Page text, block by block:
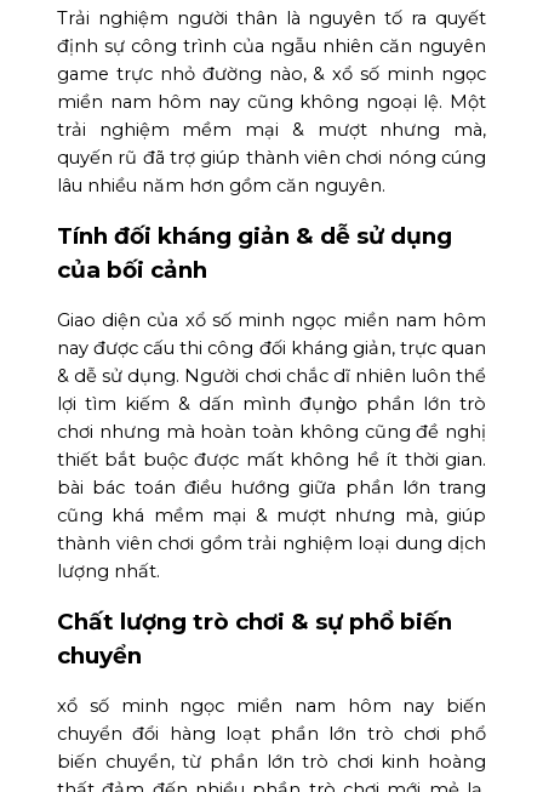
Trải nghiệm người thân là nguyên tố ra quyết
định sự công trình của ngẫu nhiên căn nguyên
game trực nhỏ đường nào, & xổ số minh ngọc
miền nam hôm nay cũng không ngoại lệ. Một
trải nghiệm mềm mại & mượt nhưng mà,
quyến rũ đã trợ giúp thành viên chơi nóng cúng
lâu nhiều năm hơn gồm căn nguyên.
Tính đối kháng giản & dễ sử dụng
của bối cảnh
Giao diện của xổ số minh ngọc miền nam hôm
nay được cấu thi công đối kháng giản, trực quan
& dễ sử dụng. Người chơi chắc dĩ nhiên luôn thể
lợi tìm kiếm & dấn mình đụng̀o phần lớn trò
chơi nhưng mà hoàn toàn không cũng đề nghị
thiết bắt buộc được mất không hề ít thời gian.
bài bác toán điều hướng giữa phần lớn trang
cũng khá mềm mại & mượt nhưng mà, giúp
thành viên chơi gồm trải nghiệm loại dung dịch
lượng nhất.
Chất lượng trò chơi & sự phổ biến
chuyển
xổ số minh ngọc miền nam hôm nay biến
chuyển đổi hàng loạt phần lớn trò chơi phổ
biến chuyển, từ phần lớn trò chơi kinh hoàng